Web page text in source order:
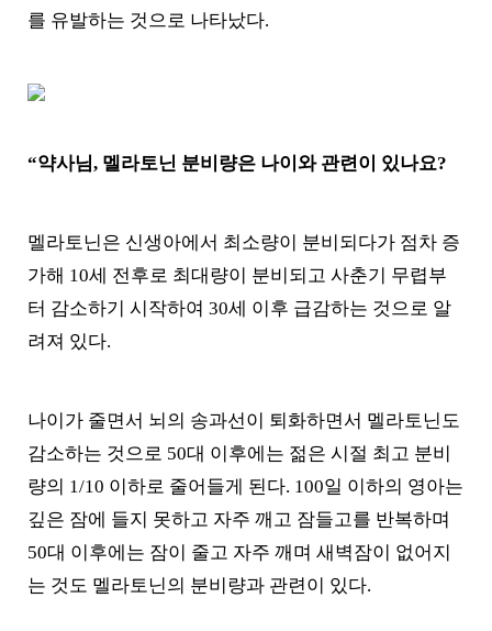
를 유발하는 것으로 나타났다.
“약사님, 멜라토닌 분비량은 나이와 관련이 있나요?
멜라토닌은 신생아에서 최소량이 분비되다가 점차 증
가해 10세 전후로 최대량이 분비되고 사춘기 무렵부
터 감소하기 시작하여 30세 이후 급감하는 것으로 알
려져 있다.
나이가 줄면서 뇌의 송과선이 퇴화하면서 멜라토닌도
감소하는 것으로 50대 이후에는 젊은 시절 최고 분비
량의 1/10 이하로 줄어들게 된다. 100일 이하의 영아는
깊은 잠에 들지 못하고 자주 깨고 잠들고를 반복하며
50대 이후에는 잠이 줄고 자주 깨며 새벽잠이 없어지
는 것도 멜라토닌의 분비량과 관련이 있다.